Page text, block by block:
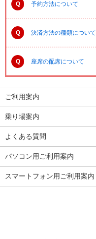
Q 予約方法について
Q 決済方法の種類について
Q 座席の配席について
ご利用案内
乗り場案内
よくある質問
パソコン用ご利用案内
スマートフォン用ご利用案内